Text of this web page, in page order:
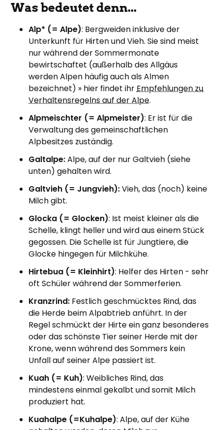
Was bedeutet denn...
Alp* (= Alpe): Bergweiden inklusive der
Unterkunft für Hirten und Vieh. Sie sind meist
nur während der Sommermonate
bewirtschaftet (außerhalb des Allgäus
werden Alpen häufig auch als Almen
bezeichnet) » hier findet ihrEmpfehlungen zu
Verhaltensregelns auf der Alpe.
Alpmeischter (= Alpmeister): Er ist für die
Verwaltung des gemeinschaftlichen
Alpbesitzes zuständig.
Galtalpe:Alpe, auf der nur Galtvieh (siehe
unten) gehalten wird.
Galtvieh (= Jungvieh):Vieh, das (noch) keine
Milch gibt.
Glocka (= Glocken): Ist meist kleiner als die
Schelle, klingt heller und wird aus einem Stück
gegossen. Die Schelle ist für Jungtiere, die
Glocke hingegen für Milchkühe.
Hirtebua (= Kleinhirt): Helfer des Hirten - sehr
oft Schüler während der Sommerferien.
Kranzrind: Festlich geschmücktes Rind, das
die Herde beim Alpabtrieb anführt. In der
Regel schmückt der Hirte ein ganz besonderes
oder das schönste Tier seiner Herde mit der
Krone, wenn während des Sommers kein
Unfall auf seiner Alpe passiert ist.
Kuah (= Kuh): Weibliches Rind, das
mindestens einmal gekalbt und somit Milch
produziert hat.
Kuahalpe (=Kuhalpe): Alpe, auf der Kühe